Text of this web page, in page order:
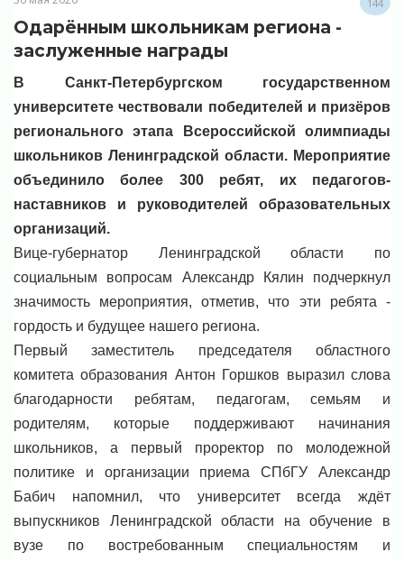
144
Одарённым школьникам региона -
заслуженные награды
В Санкт-Петербургском государственном
университете чествовали победителей и призёров
регионального этапа Всероссийской олимпиады
школьников Ленинградской области. Мероприятие
объединило более 300 ребят, их педагогов-
наставников и руководителей образовательных
организаций.
Вице-губернатор Ленинградской области по
социальным вопросам Александр Кялин подчеркнул
значимость мероприятия, отметив, что эти ребята -
гордость и будущее нашего региона.
Первый заместитель председателя областного
комитета образования Антон Горшков выразил слова
благодарности ребятам, педагогам, семьям и
родителям, которые поддерживают начинания
школьников, а первый проректор по молодежной
политике и организации приема СПбГУ Александр
Бабич напомнил, что университет всегда ждёт
выпускников Ленинградской области на обучение в
вузе по востребованным специальностям и